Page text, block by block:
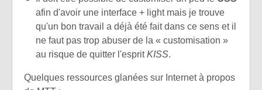
afin d'avoir une interface + light mais je trouve
qu'un bon travail a déjà été fait dans ce sens et il
ne faut pas trop abuser de la « customisation »
au risque de quitter l'espritKISS.
Quelques ressources glanées sur Internet à propos